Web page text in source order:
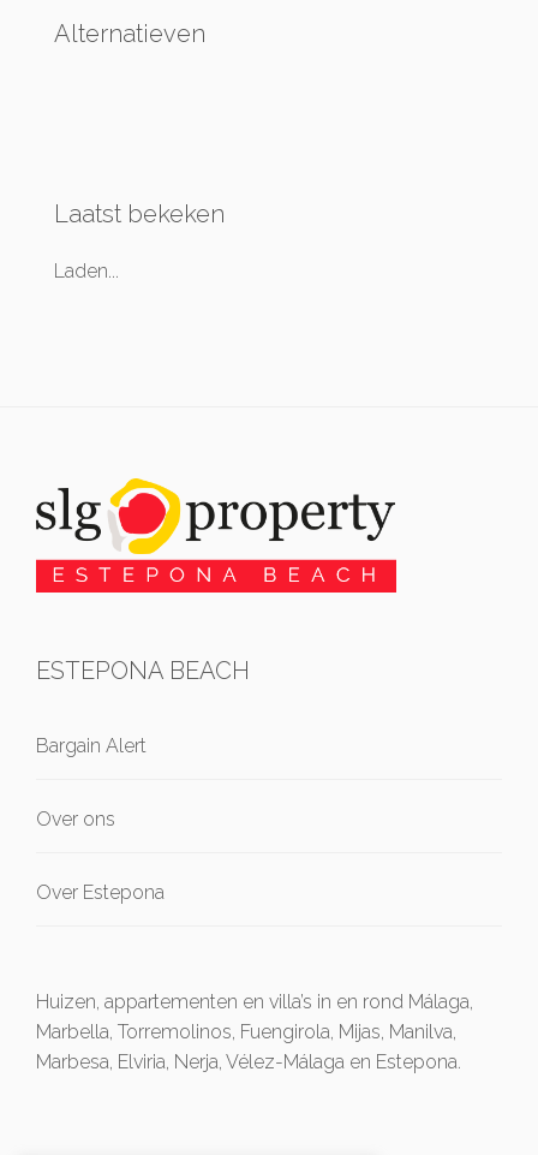
Alternatieven
Laatst bekeken
Laden...
ESTEPONA BEACH
Bargain Alert
Over ons
Over Estepona
Huizen, appartementen en villa’s in en rond Málaga,
Marbella, Torremolinos, Fuengirola, Mijas, Manilva,
Marbesa, Elviria, Nerja, Vélez-Málaga en Estepona.